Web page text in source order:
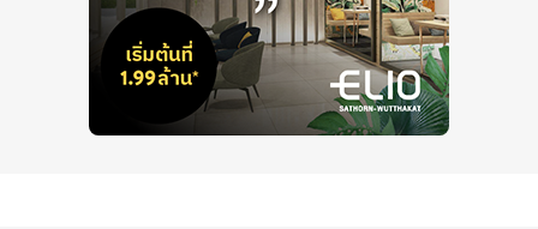
กรุงเทพฯ ประเทศไทย
ตะลุยถนนเยาวราช ย่านไชน่าทาวน์ของกรุงเทพฯ ดิน
แดนแห่งของอร่อย แหล่งจับจ่ายใช้สอย รวมไปถึงศาลเจ้า